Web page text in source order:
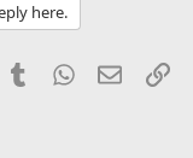
here.
TumblrWhatsApp
Email